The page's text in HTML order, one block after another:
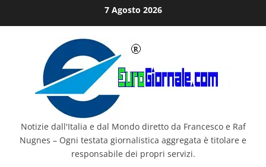
al
7 Agosto 2026
Notizie dall'Italia e dal Mondo diretto da Francesco e Raf
Nugnes – Ogni testata giornalistica aggregata è titolare e
responsabile dei propri servizi.